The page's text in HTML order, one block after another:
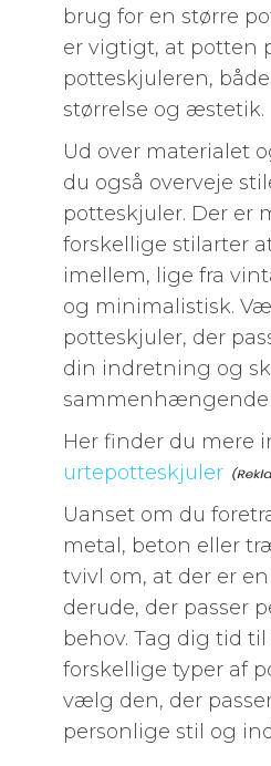
brug for en større
er vigtigt, at potten
potteskjuleren,
størrelse og æstetik.
Ud over materialet
du også overveje
potteskjuler. Der er
forskellige stilarter
imellem, lige fra
og minimalistisk.
potteskjuler, der
din indretning og
sammenhængende
Her finder du mere
urtepotteskjuler
Uanset om du
metal, beton eller
tvivl om, at der er
derude, der passer
behov. Tag dig tid
forskellige typer af
vælg den, der
personlige stil og